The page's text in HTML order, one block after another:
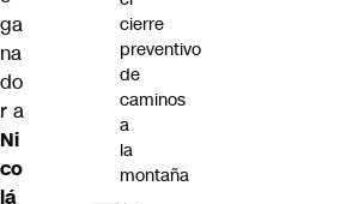
ga
na
do
r a
Ni
co
lá
cierre
preventivo
de
caminos
a
la
montaña